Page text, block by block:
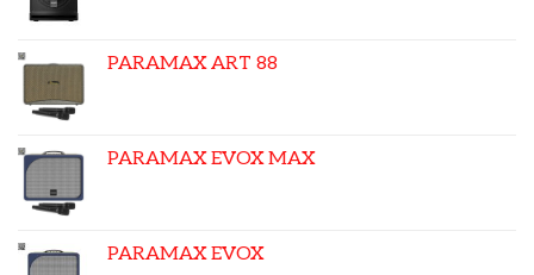
PARAMAX ART 88
PARAMAX EVOX MAX
PARAMAX EVOX